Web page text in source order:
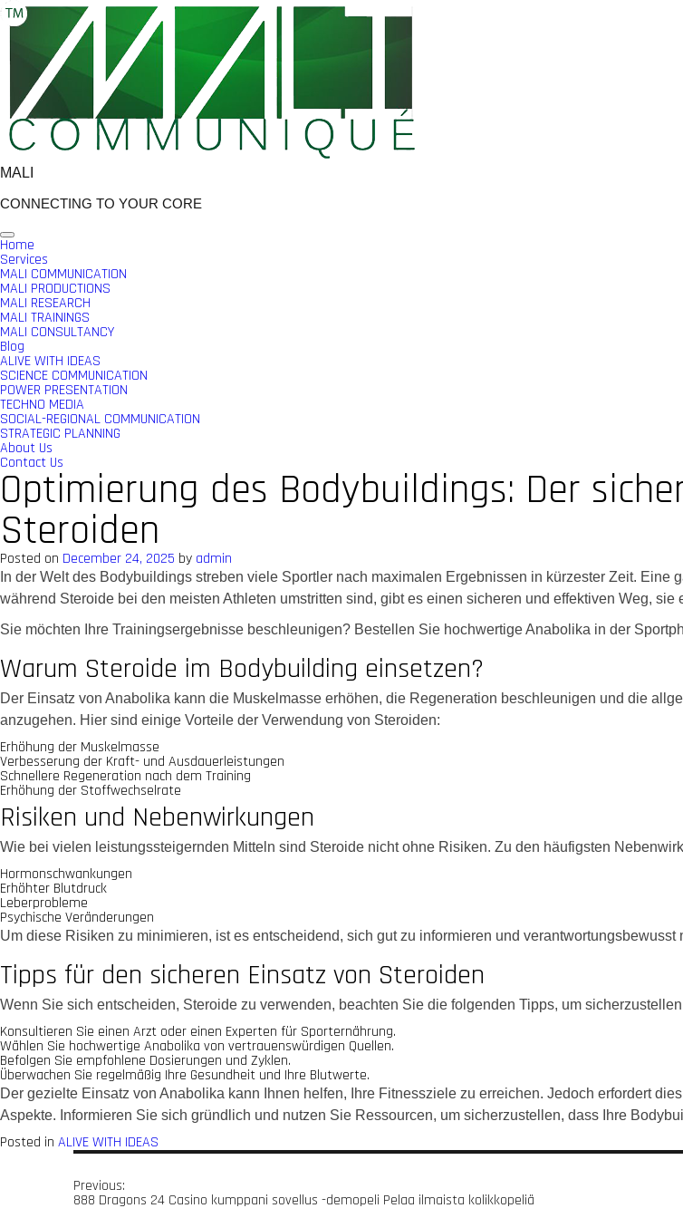
Skip
to
MALI
CONNECTING TO YOUR CORE
Home
Services
MALI COMMUNICATION
MALI PRODUCTIONS
MALI RESEARCH
MALI TRAININGS
MALI CONSULTANCY
Blog
ALIVE WITH IDEAS
SCIENCE COMMUNICATION
POWER PRESENTATION
TECHNO MEDIA
SOCIAL-REGIONAL COMMUNICATION
STRATEGIC PLANNING
About Us
Contact Us
Optimierung des Bodybuildings: Der
Steroiden
Posted on December 24, 2025 by admin
In der Welt des Bodybuildings streben viele Sportler nach maximalen Ergebnissen in kürzester Zeit.
während Steroide bei den meisten Athleten umstritten sind, gibt es einen sicheren und effektiven Weg, sie
Sie möchten Ihre Trainingsergebnisse beschleunigen? Bestellen Sie hochwertige Anabolika in der
Warum Steroide im Bodybuilding einsetzen?
Der Einsatz von Anabolika kann die Muskelmasse erhöhen, die Regeneration beschleunigen und die
anzugehen. Hier sind einige Vorteile der Verwendung von Steroiden:
Erhöhung der Muskelmasse
Verbesserung der Kraft- und Ausdauerleistungen
Schnellere Regeneration nach dem Training
Erhöhung der Stoffwechselrate
Risiken und Nebenwirkungen
Wie bei vielen leistungssteigernden Mitteln sind Steroide nicht ohne Risiken. Zu den häufigsten
Hormonschwankungen
Erhöhter Blutdruck
Leberprobleme
Psychische Veränderungen
Um diese Risiken zu minimieren, ist es entscheidend, sich gut zu informieren und verantwortungsbewusst
Tipps für den sicheren Einsatz von Steroiden
Wenn Sie sich entscheiden, Steroide zu verwenden, beachten Sie die folgenden Tipps, um
Konsultieren Sie einen Arzt oder einen Experten für Sporternährung.
Wählen Sie hochwertige Anabolika von vertrauenswürdigen Quellen.
Befolgen Sie empfohlene Dosierungen und Zyklen.
Überwachen Sie regelmäßig Ihre Gesundheit und Ihre Blutwerte.
Der gezielte Einsatz von Anabolika kann Ihnen helfen, Ihre Fitnessziele zu erreichen. Jedoch erfordert
Aspekte. Informieren Sie sich gründlich und nutzen Sie Ressourcen, um sicherzustellen, dass Ihre
Posted in ALIVE WITH IDEAS
Previous:
888 Dragons 24 Casino kumppani sovellus -demopeli Pelaa ilmaista kolikkopeliä